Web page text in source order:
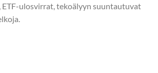
ulosvirrat, tekoälyyn suuntautuvat